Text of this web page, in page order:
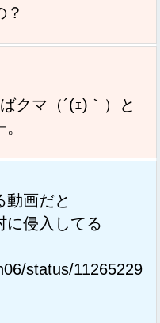
？
クマ（´(ｪ)｀）と
動画だと
に侵入してる
status/11265229